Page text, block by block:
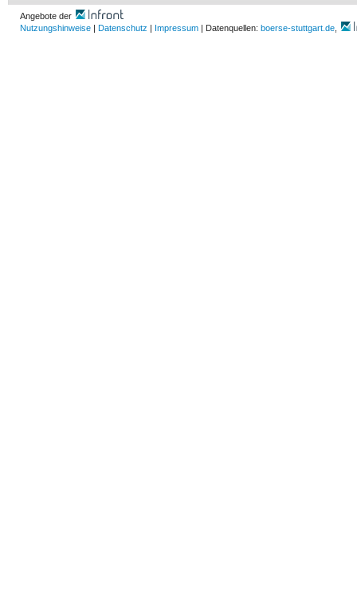
Angebote der
Nutzungshinweise | Datenschutz | Impressum | Datenquellen: boerse-stuttgart.de